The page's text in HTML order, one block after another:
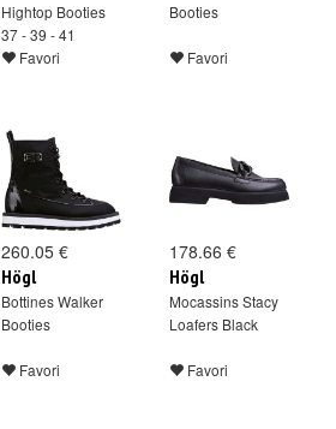
Hightop Booties
37 - 39 - 41
Favori
Booties
Favori
260.05 €
Högl
Bottines Walker
Booties
Favori
178.66 €
Högl
Mocassins Stacy
Loafers Black
Favori